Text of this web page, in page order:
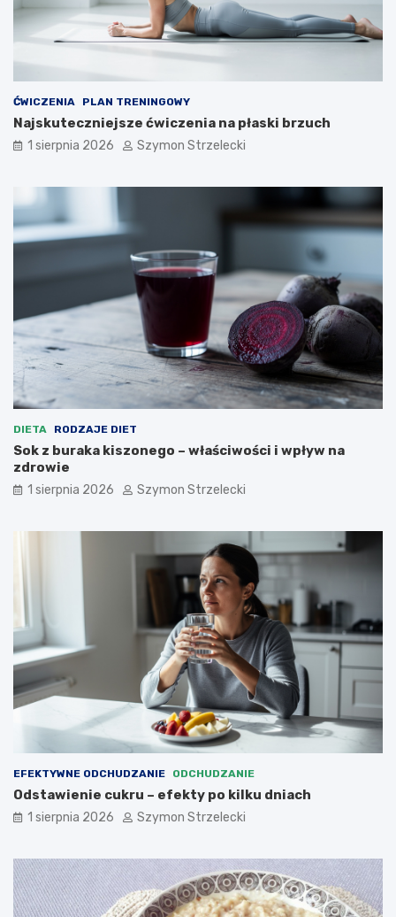
ĆWICZENIA PLAN TRENINGOWY
Najskuteczniejsze ćwiczenia na płaski brzuch
1 sierpnia 2026 Szymon Strzelecki
DIETA RODZAJE DIET
Sok z buraka kiszonego – właściwości i wpływ na
zdrowie
1 sierpnia 2026 Szymon Strzelecki
EFEKTYWNE ODCHUDZANIE ODCHUDZANIE
Odstawienie cukru – efekty po kilku dniach
1 sierpnia 2026 Szymon Strzelecki